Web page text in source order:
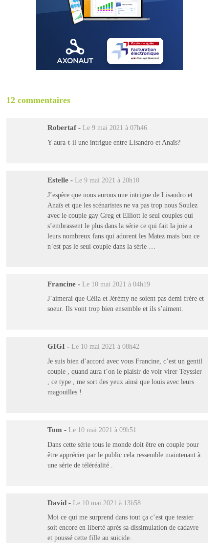
12 commentaires
Robertaf - Le 9 mai 2021 à 07h46
Y aura-t-il une intrigue entre Lisandro et Anaïs?
Estelle - Le 9 mai 2021 à 20h10
J’espère que nous aurons une intrigue de Lisandro et
Anaïs et que les scénaristes ne va pas trop nous Soulez
avec le couple gay Greg et Elliott le seul couples qui
s’embrassent le plus dans la série ce qui fait la joie a
leurs nombreux fans qui adorent les Matez mais bon ce
n’est pas le seul couple dans la série …
Francine - Le 10 mai 2021 à 04h19
J’aimerai que Célia et Jérémy ne soient pas demi frère et
soeur. Ils vont trop bien ensemble et ils s’aiment.
GIGI - Le 10 mai 2021 à 08h42
Je suis bien d’accord avec vous Francine, c’est un gentil
couple , quand aura t’on le plaisir de voir virer Teyssier
, ce type , me sort des yeux ainsi que louis avec leurs
magouilles !
Tom - Le 10 mai 2021 à 09h51
Dans cette série tous le monde doit être en couple pour
être apprécier par le public cela ressemble maintenant à
une série de téléréalité .
David - Le 10 mai 2021 à 13h58
Moi ce qui me surprend dans tout ça c’est que tessier
soit encore en liberté après sa dissimulation de cadavre
et poussé cette fille au suicide.